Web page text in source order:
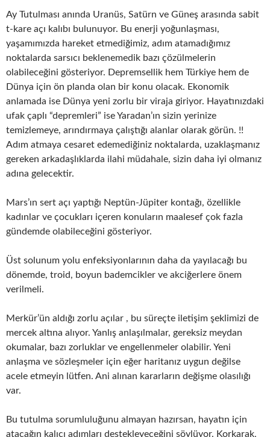
Ay Tutulması anında Uranüs, Satürn ve Güneş arasında sabit
t-kare açı kalıbı bulunuyor. Bu enerji yoğunlaşması,
yaşamımızda hareket etmediğimiz, adım atamadığımız
noktalarda sarsıcı beklenemedik bazı çözülmelerin
olabileceğini gösteriyor. Depremsellik hem Türkiye hem de
Dünya için ön planda olan bir konu olacak. Ekonomik
anlamada ise Dünya yeni zorlu bir viraja giriyor. Hayatınızdaki
ufak çaplı “depremleri” ise Yaradan’ın sizin yerinize
temizlemeye, arındırmaya çalıştığı alanlar olarak görün. !!
Adım atmaya cesaret edemediğiniz noktalarda, uzaklaşmanız
gereken arkadaşlıklarda ilahi müdahale, sizin daha iyi olmanız
adına gelecektir.
Mars’ın sert açı yaptığı Neptün-Jüpiter kontağı, özellikle
kadınlar ve çocukları içeren konuların maalesef çok fazla
gündemde olabileceğini gösteriyor.
Üst solunum yolu enfeksiyonlarının daha da yayılacağı bu
dönemde, troid, boyun bademcikler ve akciğerlere önem
verilmeli.
Merkür’ün aldığı zorlu açılar , bu süreçte iletişim şeklimizi de
mercek altına alıyor. Yanlış anlaşılmalar, gereksiz meydan
okumalar, bazı zorluklar ve engellenmeler olabilir. Yeni
anlaşma ve sözleşmeler için eğer haritanız uygun değilse
acele etmeyin lütfen. Ani alınan kararların değişme olasılığı
var.
Bu tutulma sorumluluğunu almayan hazırsan, hayatın için
atacağın kalıcı adımları destekleyeceğini söylüyor. Korkarak,